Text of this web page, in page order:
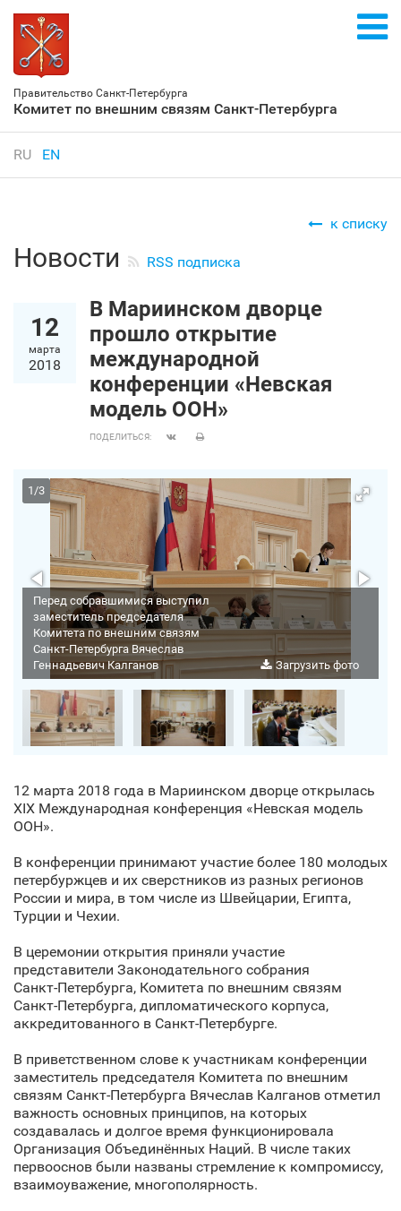
Правительство Санкт‑Петербурга
Комитет по внешним связям Санкт‑Петербурга
RU EN
к списку
Новости RSS подписка
12
марта
2018
В Мариинском дворце
прошло открытие
международной
конференции «Невская
модель ООН»
ПОДЕЛИТЬСЯ:
Перед собравшимися выступил
заместитель председателя
Комитета по внешним связям
Санкт‑Петербурга Вячеслав
Геннадьевич Калганов
Загрузить фото
1/3
12 марта 2018 года в Мариинском дворце открылась
XIX Международная конференция «Невская модель
ООН».
В конференции принимают участие более 180 молодых
петербуржцев и их сверстников из разных регионов
России и мира, в том числе из Швейцарии, Египта,
Турции и Чехии.
В церемонии открытия приняли участие
представители Законодательного собрания
Санкт‑Петербурга, Комитета по внешним связям
Санкт‑Петербурга, дипломатического корпуса,
аккредитованного в Санкт‑Петербурге.
В приветственном слове к участникам конференции
заместитель председателя Комитета по внешним
связям Санкт‑Петербурга Вячеслав Калганов отметил
важность основных принципов, на которых
создавалась и долгое время функционировала
Организация Объединённых Наций. В числе таких
первооснов были названы стремление к компромиссу,
взаимоуважение, многополярность.